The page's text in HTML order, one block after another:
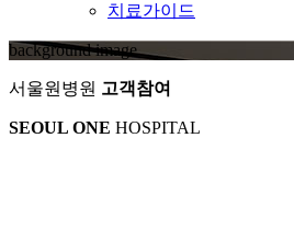
치료가이드
background image
서울원병원 고객참여
SEOUL ONE HOSPITAL